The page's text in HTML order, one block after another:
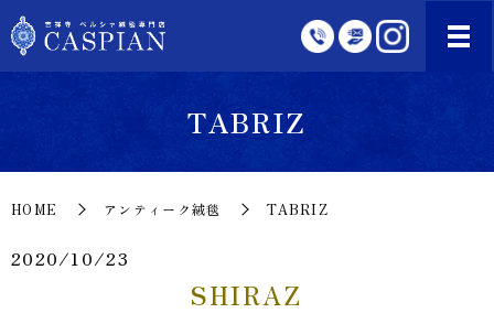
TABRIZ
HOME アンティーク絨毯 TABRIZ
2020/10/23
SHIRAZ